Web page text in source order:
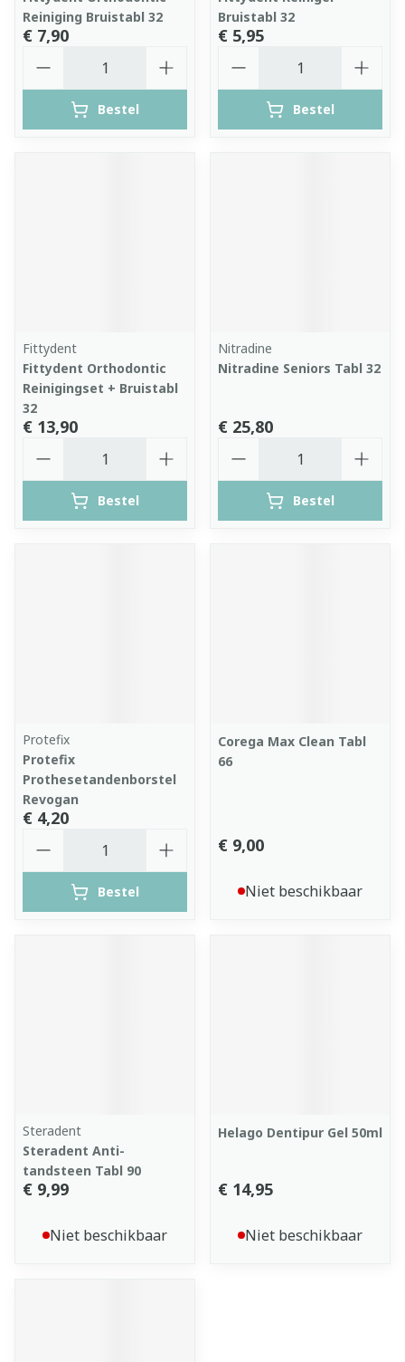
Reiniging Bruistabl 32
€ 7,90
Bestel
Bruistabl 32
€ 5,95
Bestel
Fittydent
Fittydent Orthodontic
Reinigingset + Bruistabl
32
€ 13,90
Bestel
Nitradine
Nitradine Seniors Tabl 32
€ 25,80
Bestel
Protefix
Protefix
Prothesetandenborstel
Revogan
€ 4,20
Bestel
Corega Max Clean Tabl
66
€ 9,00
Niet beschikbaar
Steradent
Steradent Anti-
tandsteen Tabl 90
€ 9,99
Niet beschikbaar
Helago Dentipur Gel 50ml
€ 14,95
Niet beschikbaar